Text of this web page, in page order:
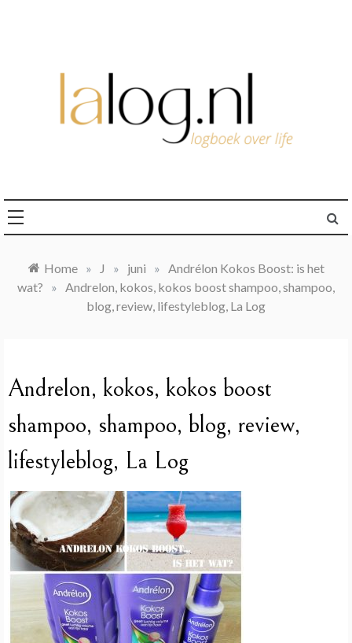
Home » J » juni » Andrélon Kokos Boost: is het
wat?
» Andrelon, kokos, kokos boost shampoo, shampoo,
blog, review, lifestyleblog, La Log
Andrelon, kokos, kokos boost
shampoo, shampoo, blog, review,
lifestyleblog, La Log